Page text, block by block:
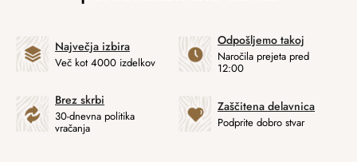
Največja izbira
Več kot 4000 izdelkov
Odpošljemo takoj
Naročila prejeta pred
12:00
Brez skrbi
30-dnevna politika
vračanja
Zaščitena delavnica
Podprite dobro stvar